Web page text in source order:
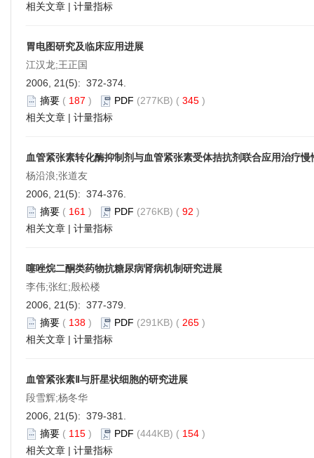
相关文章 | 计量指标
胃电图研究及临床应用进展
江汉龙;王正国
2006, 21(5): 372-374.
摘要 ( 187 ) PDF (277KB) ( 345 )
相关文章 | 计量指标
血管紧张素转化酶抑制剂与血管紧张素受体拮抗剂联合应用治疗
杨沿浪;张道友
2006, 21(5): 374-376.
摘要 ( 161 ) PDF (276KB) ( 92 )
相关文章 | 计量指标
噻唑烷二酮类药物抗糖尿病肾病机制研究进展
李伟;张红;殷松楼
2006, 21(5): 377-379.
摘要 ( 138 ) PDF (291KB) ( 265 )
相关文章 | 计量指标
血管紧张素Ⅱ与肝星状细胞的研究进展
段雪辉;杨冬华
2006, 21(5): 379-381.
摘要 ( 115 ) PDF (444KB) ( 154 )
相关文章 | 计量指标